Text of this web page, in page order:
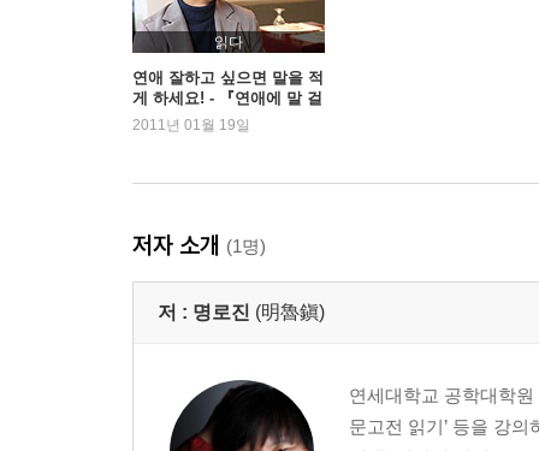
놀면서 숫자 익히기
집은 신나는 놀이터
넷. 친화력을 키워 주는 놀이
아이랑 놀아 주다 가라
나는 잘 노는 방법을 군대에서 배웠다
노는 것도 뒤풀이가 필요하다
아웃도어를 즐겨라!
자연에서 배우는 성취감
아이의 모험심을 길러 주는 놀이
읽다
연애 잘하고 싶으면 말을 적
게 하세요! - 『연애에 말 걸
기』 명로진
2011년 01월 19일
저자 소개 (1명)
저 : 명로진 (明魯鎭)
연세대학교 공학대학원
문고전 읽기’ 등을 강